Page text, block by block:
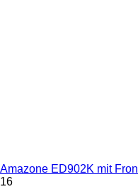
Amazone ED902K mit
16